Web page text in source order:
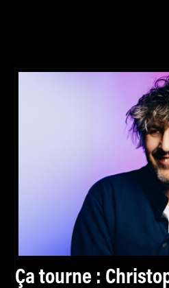
Ça tourne :